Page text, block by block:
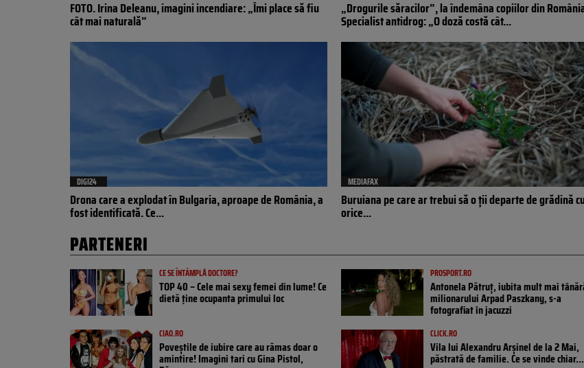
FOTO. Irina Deleanu, imagini incendiare: „Îmi place să fiu
cât mai naturală”
„Drogurile săracilor”, la îndemâna copiilor din
Specialist antidrog: „O doză costă cât...
DIGI24
Drona care a explodat în Bulgaria, aproape de România, a
fost identificată. Ce...
MEDIAFAX
Buruiana pe care ar trebui să o ții departe de grădină
orice...
PARTENERI
CE SE ÎNTÂMPLĂ DOCTORE?
TOP 40 – Cele mai sexy femei din lume! Ce
dietă ține ocupanta primului loc
PROSPORT.RO
Antonela Pătruț, iubita mult mai
milionarului Arpad Paszkany, s-a
fotografiat în jacuzzi
CIAO.RO
Poveştile de iubire care au rămas doar o
amintire! Imagini tari cu Gina Pistol,
CLICK.RO
Vila lui Alexandru Arșinel de la 2 Mai,
păstrată de familie. Ce se vinde chiar...